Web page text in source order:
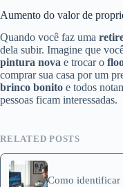
Aumento do valor de
Quando você faz uma
dela subir. Imagine que
pintura nova e trocar o
comprar sua casa por um
brinco bonito e todos
pessoas ficam interessadas.
RELATED POSTS
Como identificar